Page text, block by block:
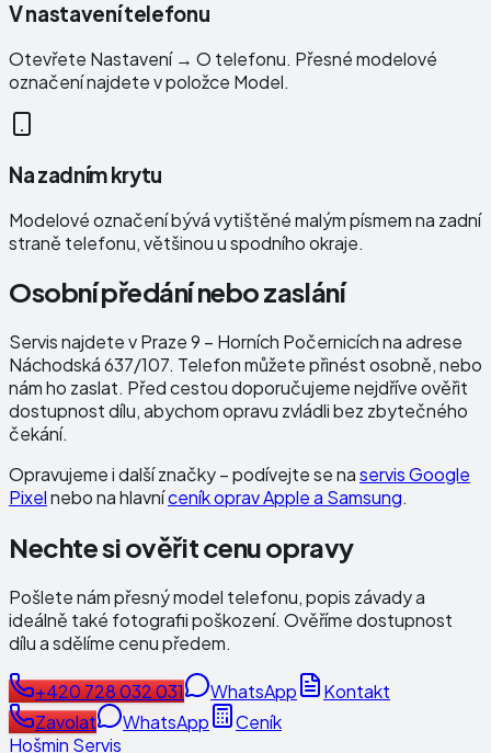
V nastavení telefonu
Otevřete Nastavení → O telefonu. Přesné modelové
označení najdete v položce Model.
Na zadním krytu
Modelové označení bývá vytištěné malým písmem na zadní
straně telefonu, většinou u spodního okraje.
Osobní předání nebo zaslání
Servis najdete v Praze 9 – Horních Počernicích na adrese
Náchodská 637/107. Telefon můžete přinést osobně, nebo
nám ho zaslat. Před cestou doporučujeme nejdříve ověřit
dostupnost dílu, abychom opravu zvládli bez zbytečného
čekání.
Opravujeme i další značky – podívejte se naservis Google
Pixelnebo na hlavníceník oprav Apple a Samsung.
Nechte si ověřit cenu opravy
Pošlete nám přesný model telefonu, popis závady a
ideálně také fotografii poškození. Ověříme dostupnost
dílu a sdělíme cenu předem.
+420 728 032 031 WhatsApp
Kontakt
Zavolat
WhatsApp
Ceník
Hošmin Servis